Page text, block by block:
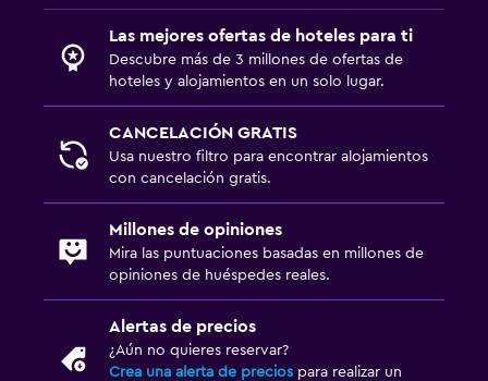
Las mejores ofertas de hoteles para ti
Descubre más de 3 millones de ofertas de
hoteles y alojamientos en un solo lugar.
CANCELACIÓN GRATIS
Usa nuestro filtro para encontrar alojamientos
con cancelación gratis.
Millones de opiniones
Mira las puntuaciones basadas en millones de
opiniones de huéspedes reales.
Alertas de precios
¿Aún no quieres reservar?
Crea una alerta de precios para realizar un